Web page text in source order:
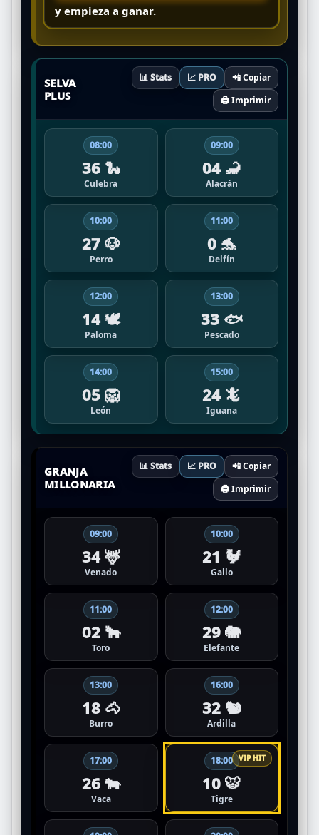
y empieza a ganar.
SELVA
PLUS
📊 Stats 📈 PRO
📲 Copiar
🖨️ Imprimir
08:00
36 🐍
Culebra
09:00
04 🦂
Alacrán
10:00
27 🐶
Perro
11:00
0 🐬
Delfín
12:00
14 🕊️
Paloma
13:00
33 🐟
Pescado
14:00
05 🦁
León
15:00
24 🦎
Iguana
GRANJA
MILLONARIA
📊 Stats 📈 PRO
📲 Copiar
🖨️ Imprimir
09:00
34 🦌
Venado
10:00
21 🐓
Gallo
11:00
02 🐂
Toro
12:00
29 🐘
Elefante
13:00
18 🐴
Burro
16:00
32 🐿️
Ardilla
17:00
26 🐄
Vaca
18:00
10 🐯
Tigre